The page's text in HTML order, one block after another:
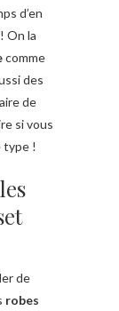
d’en
On la
comme
des
de
si vous
type !
de
robes